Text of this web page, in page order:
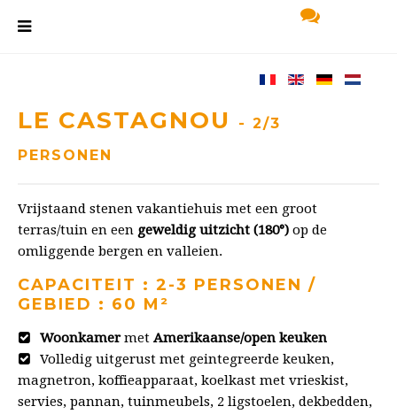
LE CASTAGNOU
- 2/3
PERSONEN
Vrijstaand stenen vakantiehuis met een groot
terras/tuin en een geweldig uitzicht (180°) op de
omliggende bergen en valleien.
CAPACITEIT : 2-3 PERSONEN /
GEBIED : 60 M²
Woonkamermet Amerikaanse/open keuken
Volledig uitgerust met geintegreerde keuken,
magnetron, koffieapparaat, koelkast met vrieskist,
servies, pannan, tuinmeubels, 2 ligstoelen, dekbedden,